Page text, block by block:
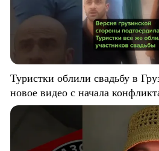
Туристки облили свадьбу в
новое видео с начала